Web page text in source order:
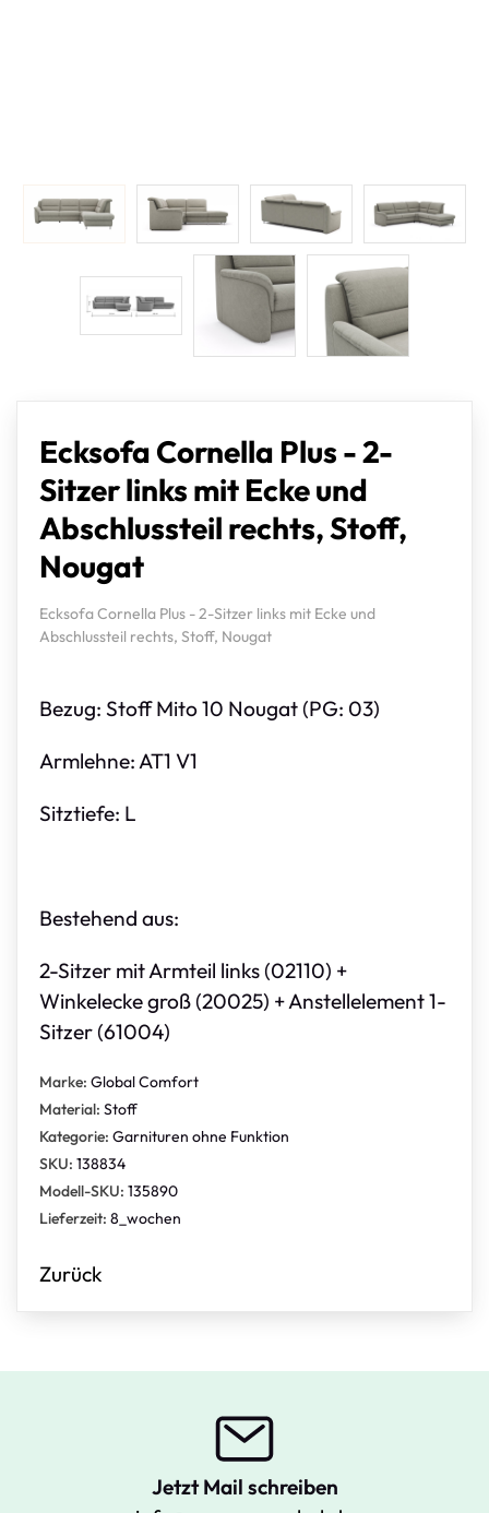
Ecksofa Cornella Plus - 2-
Sitzer links mit Ecke und
Abschlussteil rechts, Stoff,
Nougat
Ecksofa Cornella Plus - 2-Sitzer links mit Ecke und
Abschlussteil rechts, Stoff, Nougat
Bezug: Stoff Mito 10 Nougat (PG: 03)
Armlehne: AT1 V1
Sitztiefe: L
Bestehend aus:
2-Sitzer mit Armteil links (02110) +
Winkelecke groß (20025) + Anstellelement 1-
Sitzer (61004)
Marke: Global Comfort
Material: Stoff
Kategorie: Garnituren ohne Funktion
SKU: 138834
Modell-SKU: 135890
Lieferzeit: 8_wochen
Zurück
Jetzt Mail schreiben